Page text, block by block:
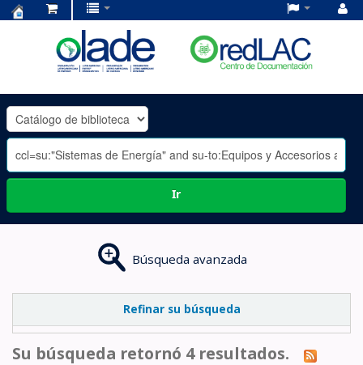
OLADE
-
Ir
Búsqueda avanzada
Refinar su búsqueda
Su búsqueda retornó 4 resultados.